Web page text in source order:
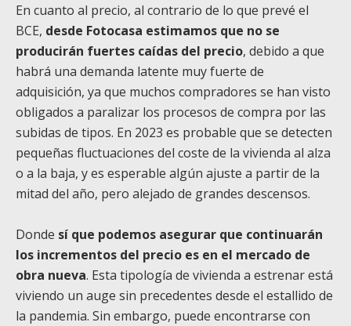
En cuanto al precio, al contrario de lo que prevé el
BCE, desde Fotocasa estimamos que no se
producirán fuertes caídas del precio, debido a que
habrá una demanda latente muy fuerte de
adquisición, ya que muchos compradores se han visto
obligados a paralizar los procesos de compra por las
subidas de tipos. En 2023 es probable que se detecten
pequeñas fluctuaciones del coste de la vivienda al alza
o a la baja, y es esperable algún ajuste a partir de la
mitad del año, pero alejado de grandes descensos.
Donde sí que podemos asegurar que continuarán
los incrementos del precio es en el mercado de
obra nueva. Esta tipología de vivienda a estrenar está
viviendo un auge sin precedentes desde el estallido de
la pandemia. Sin embargo, puede encontrarse con